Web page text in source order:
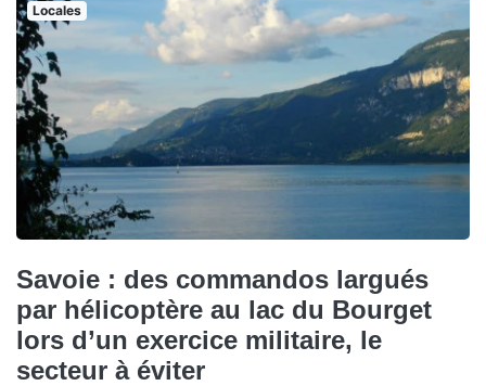
Locales
Savoie : des commandos largués
par hélicoptère au lac du Bourget
lors d’un exercice militaire, le
secteur à éviter